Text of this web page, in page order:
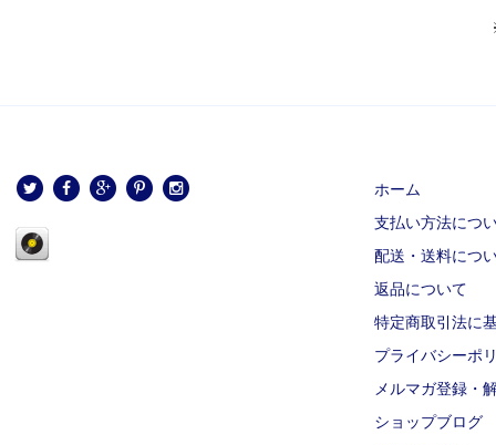
ホーム
支払い方法につ
配送・送料につ
返品について
特定商取引法に
プライバシーポ
メルマガ登録・
ショップブログ